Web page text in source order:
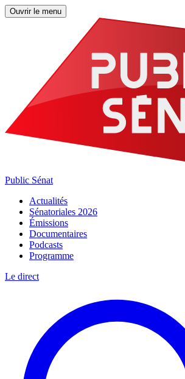
Ouvrir le menu
Public Sénat
Actualités
Sénatoriales 2026
Émissions
Documentaires
Podcasts
Programme
Le direct